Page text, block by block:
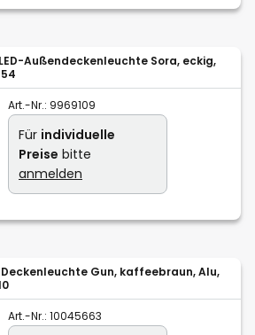
Außendeckenleuchte Sora, eckig,
Art.-Nr.: 9969109
Für individuelle
Preise bitte
anmelden
Deckenleuchte Gun, kaffeebraun, Alu,
Art.-Nr.: 10045663